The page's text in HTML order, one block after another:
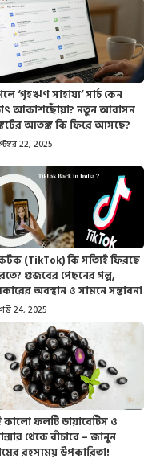
‘গৃহঋণ সাহায্য’ সার্চ কেন
আকাশছোঁয়া? নতুন আবাসন
আতঙ্ক কি ফিরে আসছে?
22, 2025
(TikTok) কি সত্যিই ফিরছে
গুজবের পেছনের গল্প,
অবস্থান ও সামনে সম্ভাবনা
24, 2025
কালো ফলটি ডায়াবেটিস ও
থেকে বাঁচাবে – জানুন
রহস্যময় উপকারিতা!